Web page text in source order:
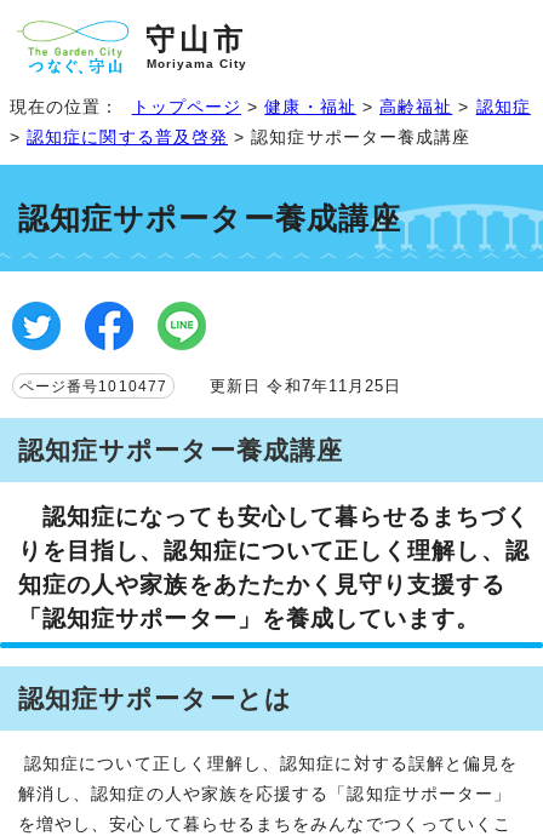
守山市
Moriyama City
現在の位置： トップページ >健康・福祉 >高齢福祉 > 認知症
>認知症に関する普及啓発 > 認知症サポーター養成講座
認知症サポーター養成講座
ページ番号1010477 更新日 令和7年11月25日
認知症サポーター養成講座
認知症になっても安心して暮らせるまちづく
りを目指し、認知症について正しく理解し、認
知症の人や家族をあたたかく見守り支援する
「認知症サポーター」を養成しています。
認知症サポーターとは
認知症について正しく理解し、認知症に対する誤解と偏見を
解消し、認知症の人や家族を応援する「認知症サポーター」
を増やし、安心して暮らせるまちをみんなでつくっていくこ